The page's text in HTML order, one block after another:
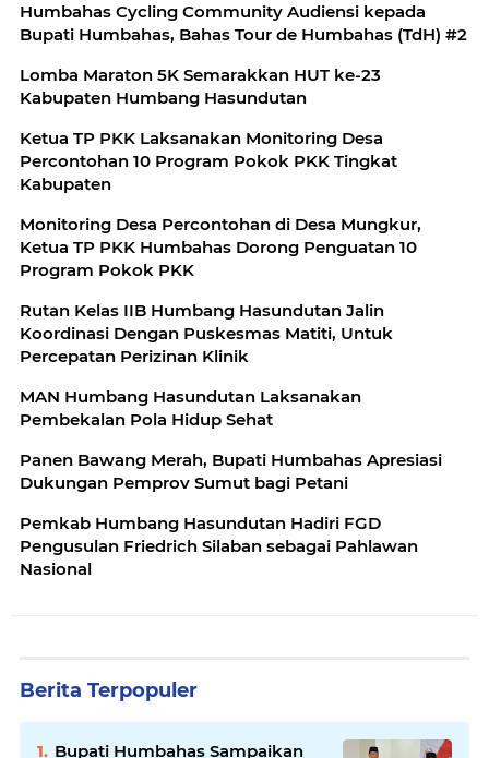
Humbahas Cycling Community Audiensi kepada
Bupati Humbahas, Bahas Tour de Humbahas (TdH) #2
Lomba Maraton 5K Semarakkan HUT ke-23
Kabupaten Humbang Hasundutan
Ketua TP PKK Laksanakan Monitoring Desa
Percontohan 10 Program Pokok PKK Tingkat
Kabupaten
Monitoring Desa Percontohan di Desa Mungkur,
Ketua TP PKK Humbahas Dorong Penguatan 10
Program Pokok PKK
Rutan Kelas IIB Humbang Hasundutan Jalin
Koordinasi Dengan Puskesmas Matiti, Untuk
Percepatan Perizinan Klinik
MAN Humbang Hasundutan Laksanakan
Pembekalan Pola Hidup Sehat
Panen Bawang Merah, Bupati Humbahas Apresiasi
Dukungan Pemprov Sumut bagi Petani
Pemkab Humbang Hasundutan Hadiri FGD
Pengusulan Friedrich Silaban sebagai Pahlawan
Nasional
Berita Terpopuler
Bupati Humbahas Sampaikan